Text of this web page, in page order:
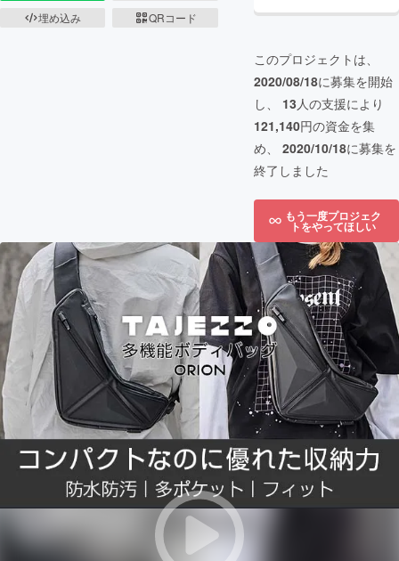
埋め込み
QRコード
このプロジェクトは、
2020/08/18に募集を開始
し、 13人の支援により
121,140円の資金を集
め、 2020/10/18に募集を
終了しました
もう一度プロジェク
トをやってほしい